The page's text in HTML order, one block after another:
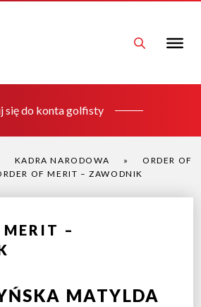
się do konta golfisty
KADRA NARODOWA »
ORDER OF
OF MERIT – ZAWODNIK
MERIT –
MATYLDA